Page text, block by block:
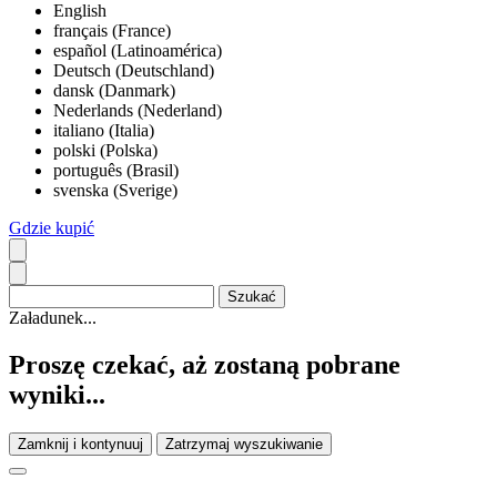
English
français (France)
español (Latinoamérica)
Deutsch (Deutschland)
dansk (Danmark)
Nederlands (Nederland)
italiano (Italia)
polski (Polska)
português (Brasil)
svenska (Sverige)
Gdzie kupić
Załadunek...
Proszę czekać, aż zostaną pobrane
wyniki...
Zamknij i kontynuuj Zatrzymaj wyszukiwanie